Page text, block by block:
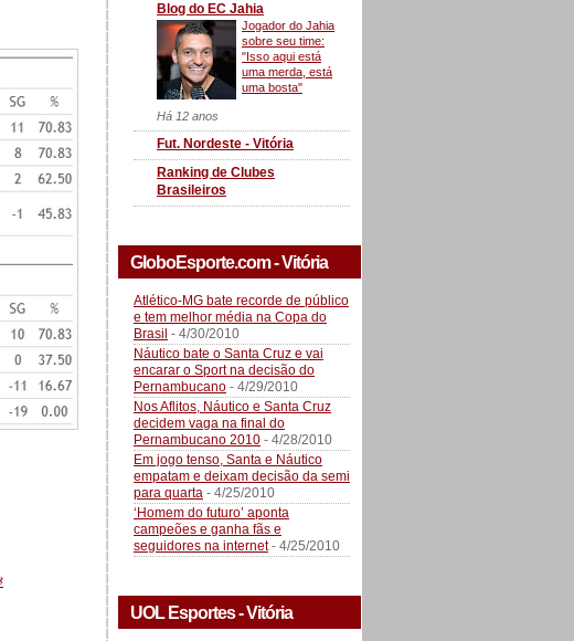
Blog do EC Jahia
Jogador do Jahia
sobre seu time:
"Isso aqui está
uma merda, está
uma bosta"
Há 12 anos
Fut. Nordeste - Vitória
Ranking de Clubes
Brasileiros
GloboEsporte.com - Vitória
Atlético-MG bate recorde de público
e tem melhor média na Copa do
Brasil - 4/30/2010
Náutico bate o Santa Cruz e vai
encarar o Sport na decisão do
Pernambucano - 4/29/2010
Nos Aflitos, Náutico e Santa Cruz
decidem vaga na final do
Pernambucano 2010 - 4/28/2010
Em jogo tenso, Santa e Náutico
empatam e deixam decisão da semi
para quarta - 4/25/2010
‘Homem do futuro’ aponta
campeões e ganha fãs e
seguidores na internet- 4/25/2010
UOL Esportes - Vitória